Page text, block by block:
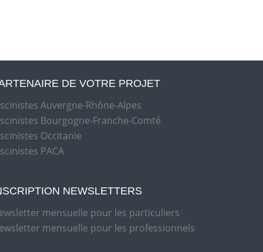
DE VOTRE PROJET
Auvergne-Rhône-Alpes
Bourgogne-Franche-Comté
Occitanie
PACA
NEWSLETTERS
mensuelle pour les particuliers
mensuelle pour les professionnels